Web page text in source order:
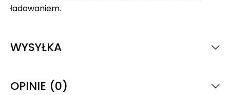
ładowaniem.
WYSYŁKA
OPINIE (0)